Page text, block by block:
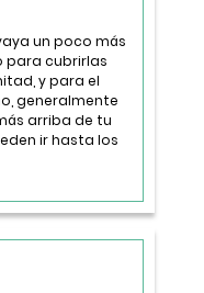
un poco más
para cubrirlas
y para el
generalmente
arriba de tu
ir hasta los